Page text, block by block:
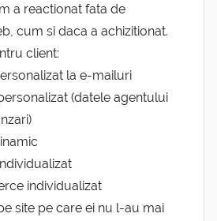
a reactionat fata de
cum si daca a achizitionat.
client:
la e-mailuri
(datele agentului
individualizat
site pe care ei nu l-au mai